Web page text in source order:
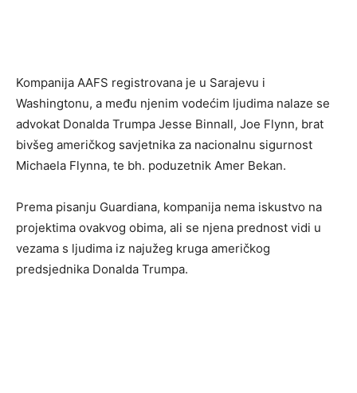
Kompanija AAFS registrovana je u Sarajevu i
Washingtonu, a među njenim vodećim ljudima nalaze se
advokat Donalda Trumpa Jesse Binnall, Joe Flynn, brat
bivšeg američkog savjetnika za nacionalnu sigurnost
Michaela Flynna, te bh. poduzetnik Amer Bekan.
Prema pisanju Guardiana, kompanija nema iskustvo na
projektima ovakvog obima, ali se njena prednost vidi u
vezama s ljudima iz najužeg kruga američkog
predsjednika Donalda Trumpa.